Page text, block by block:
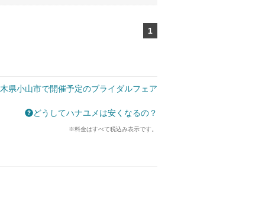
1
県小山市で開催予定のブライダルフェア
どうしてハナユメは安くなるの？
※料金はすべて税込み表示です。